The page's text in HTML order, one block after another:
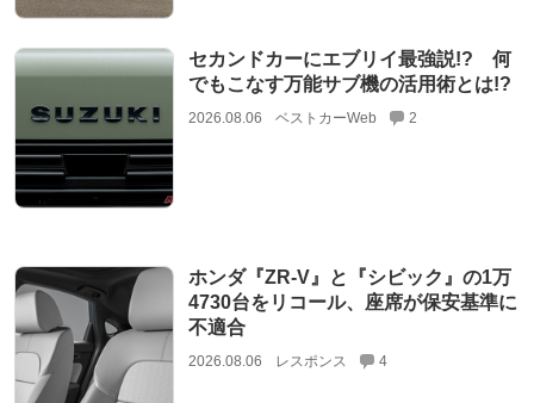
セカンドカーにエブリイ最強説!? 何
でもこなす万能サブ機の活用術とは!?
2026.08.06 ベストカーWeb 2
ホンダ『ZR-V』と『シビック』の1万
4730台をリコール、座席が保安基準に
不適合
2026.08.06 レスポンス 4